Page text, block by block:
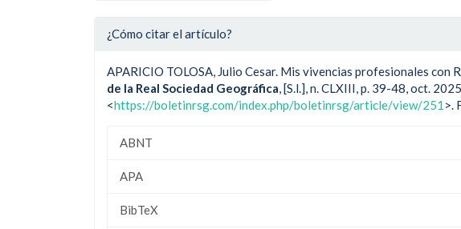
¿Cómo citar el artículo?
APARICIO TOLOSA, Julio Cesar. Mis vivencias profesionales con
de la Real Sociedad Geográfica, [S.l.], n. CLXIII, p. 39-48, oct.
<https://boletinrsg.com/index.php/boletinrsg/article/view/251 >.
ABNT
APA
BibTeX